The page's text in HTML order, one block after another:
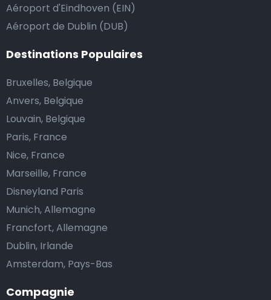
Compagnie
Aéroport d'Eindhoven (EIN)
Aéroport de Dublin (DUB)
Destinations Populaires
Bruxelles, Belgique
Anvers, Belgique
Louvain, Belgique
Paris, France
Nice, France
Marseille, France
Disneyland Paris
Munich, Allemagne
Francfort, Allemagne
Dublin, Irlande
Amsterdam, Pays-Bas